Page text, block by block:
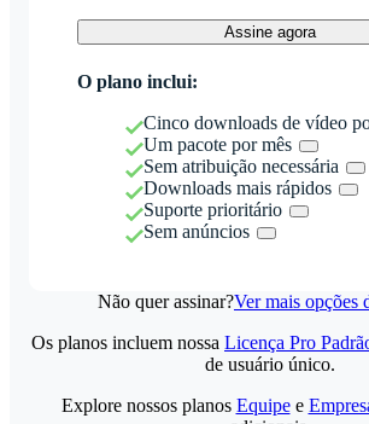
Assine agora
O plano inclui:
Cinco downloads de vídeo
Um pacote por mês
Sem atribuição necessária
Downloads mais rápidos
Suporte prioritário
Sem anúncios
Não quer assinar?Ver mais opções
Os planos incluem nossa Licença Pro
de usuário único.
Explore nossos planos Equipee